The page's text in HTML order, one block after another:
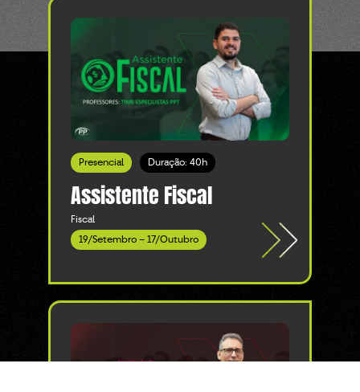
Presencial Duração: 40h
Assistente Fiscal
Fiscal
19/Setembro – 17/Outubro